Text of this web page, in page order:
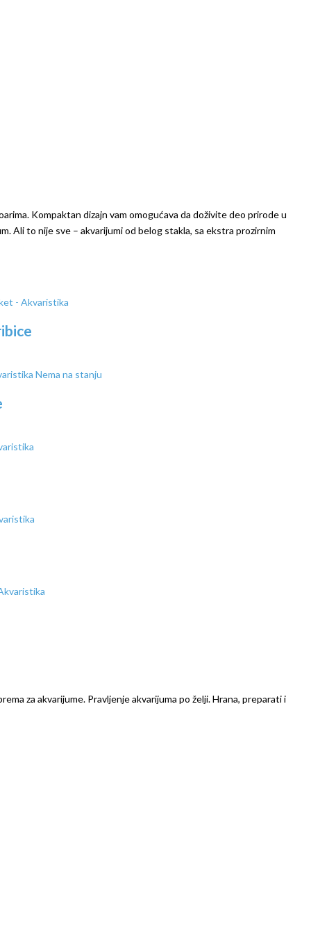
Kompaktan dizajn vam omogućava da doživite deo prirode u
Ali to nije sve – akvarijumi od belog stakla, sa ekstra prozirnim
Nema na stanju
za akvarijume. Pravljenje akvarijuma po želji. Hrana, preparati i